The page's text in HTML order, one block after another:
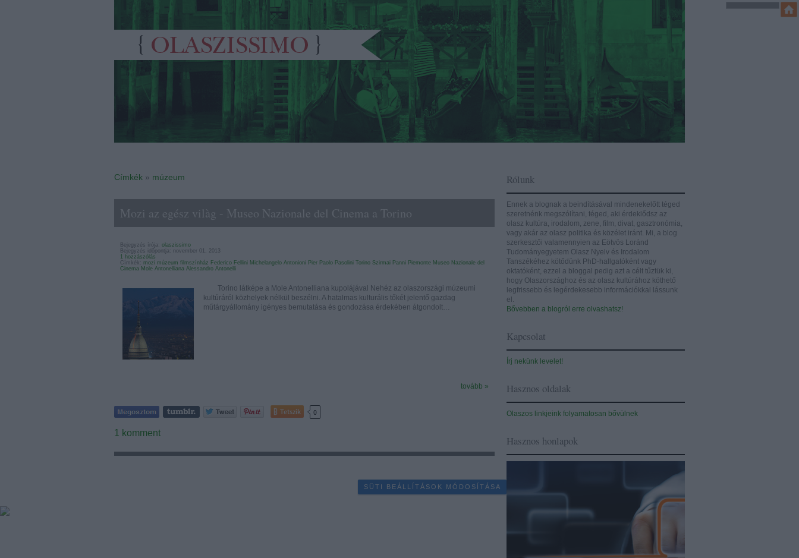
Rólunk
Ennek a blognak a beindításával mindenekelőtt téged
szeretnénk megszólítani, téged, aki érdeklődsz az
olasz kultúra, irodalom, zene, film, divat, gasztronómia,
vagy akár az olasz politika és közélet iránt. Mi, a blog
szerkesztői valamennyien az Eötvös Loránd
Tudományegyetem Olasz Nyelv és Irodalom
Tanszékéhez kötődünk PhD-hallgatóként vagy
oktatóként, ezzel a bloggal pedig azt a célt tűztük ki,
hogy Olaszországhoz és az olasz kultúrához köthető
legfrissebb és legérdekesebb információkkal lássunk
el.
Bővebben a blogról erre olvashatsz!
Kapcsolat
Írj nekünk levelet!
Hasznos oldalak
Olaszos linkjeink folyamatosan bővülnek
Hasznos honlapok
Címkék » múzeum
Mozi az egész vilàg - Museo Nazionale del Cinema a Torino
Bejegyzés írója: olaszissimo
Bejegyzés időpontja: november 01, 2013
1 hozzászólás
Címkék: mozi múzeum filmszínház Federico Fellini Michelangelo Antonioni Pier Paolo Pasolini Torino Szirmai Panni Piemonte Museo Nazionale del
Cinema Mole Antonelliana Alessandro Antonelli
Torino látképe a Mole Antonelliana kupolájával Nehéz az olaszországi múzeumi
kultúráról közhelyek nélkül beszélni. A hatalmas kulturális tőkét jelentő gazdag
műtárgyállomány igényes bemutatása és gondozása érdekében átgondolt…
tovább »
Tetszik 0
1 komment
SÜTI BEÁLLÍTÁSOK MÓDOSÍTÁSA